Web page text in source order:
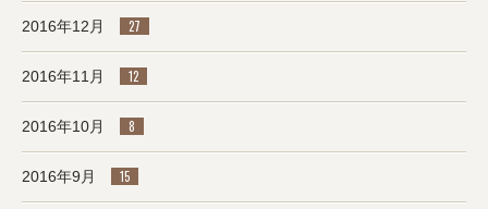
2016年12月 27
2016年11月 12
2016年10月 8
2016年9月 15